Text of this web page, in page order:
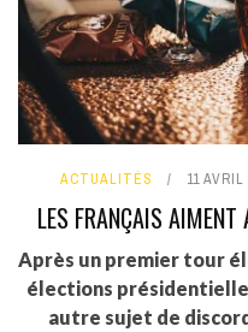
ACTUALITÉS 11 AVRIL
LES FRANÇAIS
Après un premier tour
élections
autre sujet de